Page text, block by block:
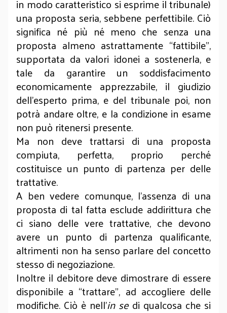
in modo caratteristico si esprime il tribunale)
una proposta seria, sebbene perfettibile. Ciò
significa né più né meno che senza una
proposta almeno astrattamente “fattibile”,
supportata da valori idonei a sostenerla, e
tale da garantire un soddisfacimento
economicamente apprezzabile, il giudizio
dell’esperto prima, e del tribunale poi, non
potrà andare oltre, e la condizione in esame
non può ritenersi presente.
Ma non deve trattarsi di una proposta
compiuta, perfetta, proprio perché
costituisce un punto di partenza per delle
trattative.
A ben vedere comunque, l’assenza di una
proposta di tal fatta esclude addirittura che
ci siano delle vere trattative, che devono
avere un punto di partenza qualificante,
altrimenti non ha senso parlare del concetto
stesso di negoziazione.
Inoltre il debitore deve dimostrare di essere
disponibile a “trattare”, ad accogliere delle
modifiche. Ciò è nell’in se di qualcosa che si